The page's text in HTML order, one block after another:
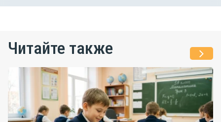
Читайте также